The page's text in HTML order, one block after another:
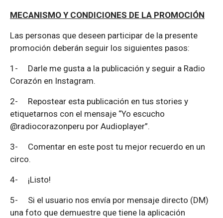
MECANISMO Y CONDICIONES DE LA PROMOCIÓN
Las personas que deseen participar de la presente
promoción deberán seguir los siguientes pasos:
1- Darle me gusta a la publicación y seguir a Radio
Corazón en Instagram.
2- Repostear esta publicación en tus stories y
etiquetarnos con el mensaje “Yo escucho
@radiocorazonperu por Audioplayer”.
3- Comentar en este post tu mejor recuerdo en un
circo.
4- ¡Listo!
5- Si el usuario nos envía por mensaje directo (DM)
una foto que demuestre que tiene la aplicación